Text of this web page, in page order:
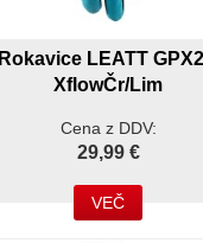
Rokavice LEATT
XflowČr/Lim
Cena z DDV:
29,99 €
VEČ